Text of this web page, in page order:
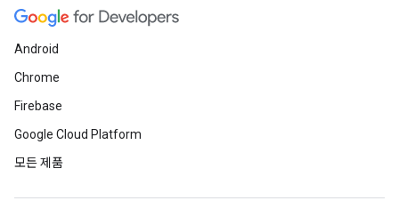
Android
Chrome
Firebase
Google Cloud Platform
모든 제품